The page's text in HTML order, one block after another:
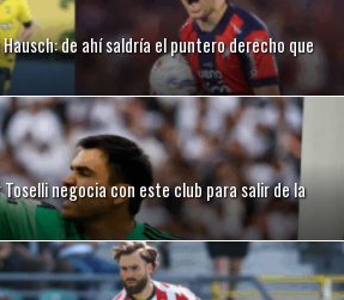
de ahí saldría el puntero derecho que
negocia con este club para salir de la